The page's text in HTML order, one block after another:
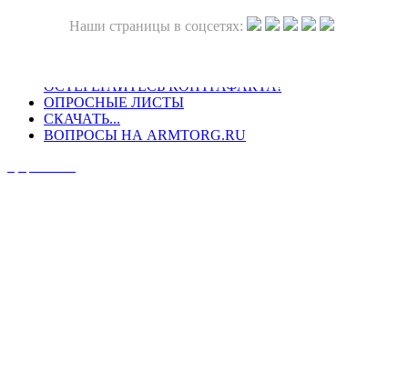
ОСТЕРЕГАЙТЕСЬ КОНТРАФАКТА!
ОПРОСНЫЕ ЛИСТЫ
СКАЧАТЬ...
ВОПРОСЫ НА ARMTORG.RU
Наши страницы в соцсетях: